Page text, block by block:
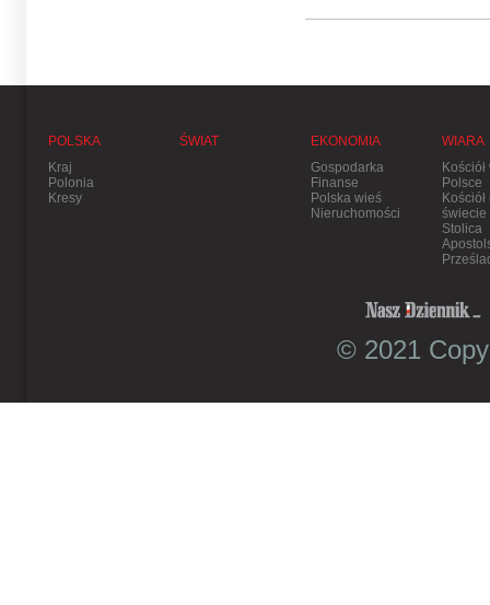
POLSKA
Kraj
Polonia
Kresy
ŚWIAT
EKONOMIA
Gospodarka
Finanse
Polska wieś
Nieruchomości
WIARA
Kościół
Polsce
Kościół
świecie
Stolica
© 2021